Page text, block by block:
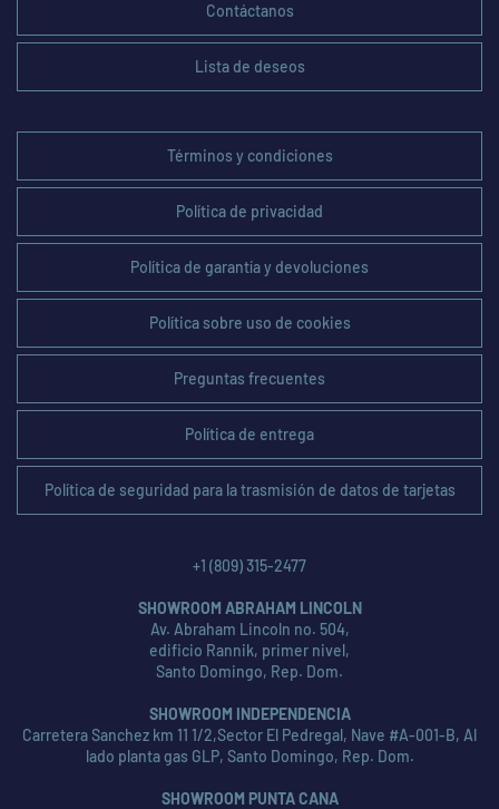
Contáctanos
Lista de deseos
Términos y condiciones
Política de privacidad
Política de garantía y devoluciones
Política sobre uso de cookies
Preguntas frecuentes
Política de entrega
Política de seguridad para la trasmisión de datos de tarjetas
+1 (809) 315-2477
SHOWROOM ABRAHAM LINCOLN
Av. Abraham Lincoln no. 504,
edificio Rannik, primer nivel,
Santo Domingo, Rep. Dom.
SHOWROOM INDEPENDENCIA
Carretera Sanchez km 11 1/2,Sector El Pedregal, Nave #A-001-B, Al
lado planta gas GLP, Santo Domingo, Rep. Dom.
SHOWROOM PUNTA CANA